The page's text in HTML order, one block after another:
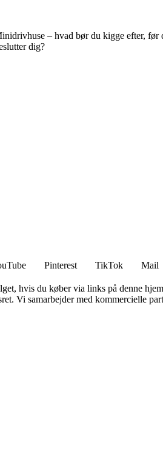
– hvad bør du kigge efter, før
dig?
Pinterest TikTok Mail
hvis du køber via links på denne
Vi samarbejder med kommercielle